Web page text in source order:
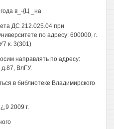
в_-{Ц _на
ДС 212.025.04 при
по адресу: 600000, г.
к. 3(301)
направлять по адресу:
д.87, ВлГУ.
в библиотеке Владимирского
2009 г.